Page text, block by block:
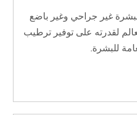
غير جراحي وغير باضع
لقدرته على توفير ترطيب
للبشرة.